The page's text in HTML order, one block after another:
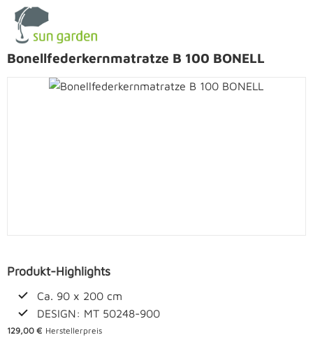
Bildergalerie überspringen
Bonellfederkernmatratze B 100 BONELL
Produkt-Highlights
Ca. 90 x 200 cm
DESIGN: MT 50248-900
129,00 € Herstellerpreis